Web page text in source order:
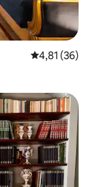
Średnia
4,81 (36)